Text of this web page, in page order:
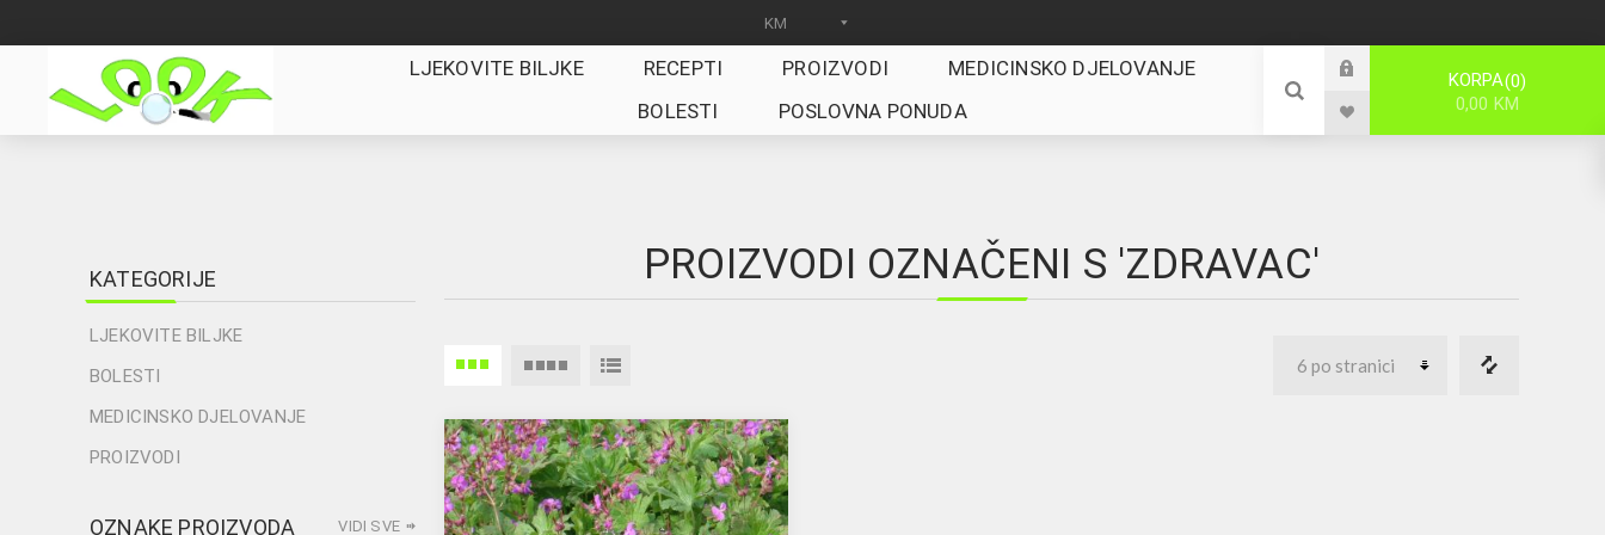
LJEKOVITE BILJKE RECEPTI PROIZVODI
MEDICINSKO DJELOVANJE
BOLESTI
POSLOVNA PONUDA
KORPA 0
0,00 KM
PROIZVODI OZNAČENI S 'ZDRAVAC'
KATEGORIJE
LJEKOVITE BILJKE
BOLESTI
MEDICINSKO DJELOVANJE
PROIZVODI
OZNAKE PROIZVODA VIDI SVE